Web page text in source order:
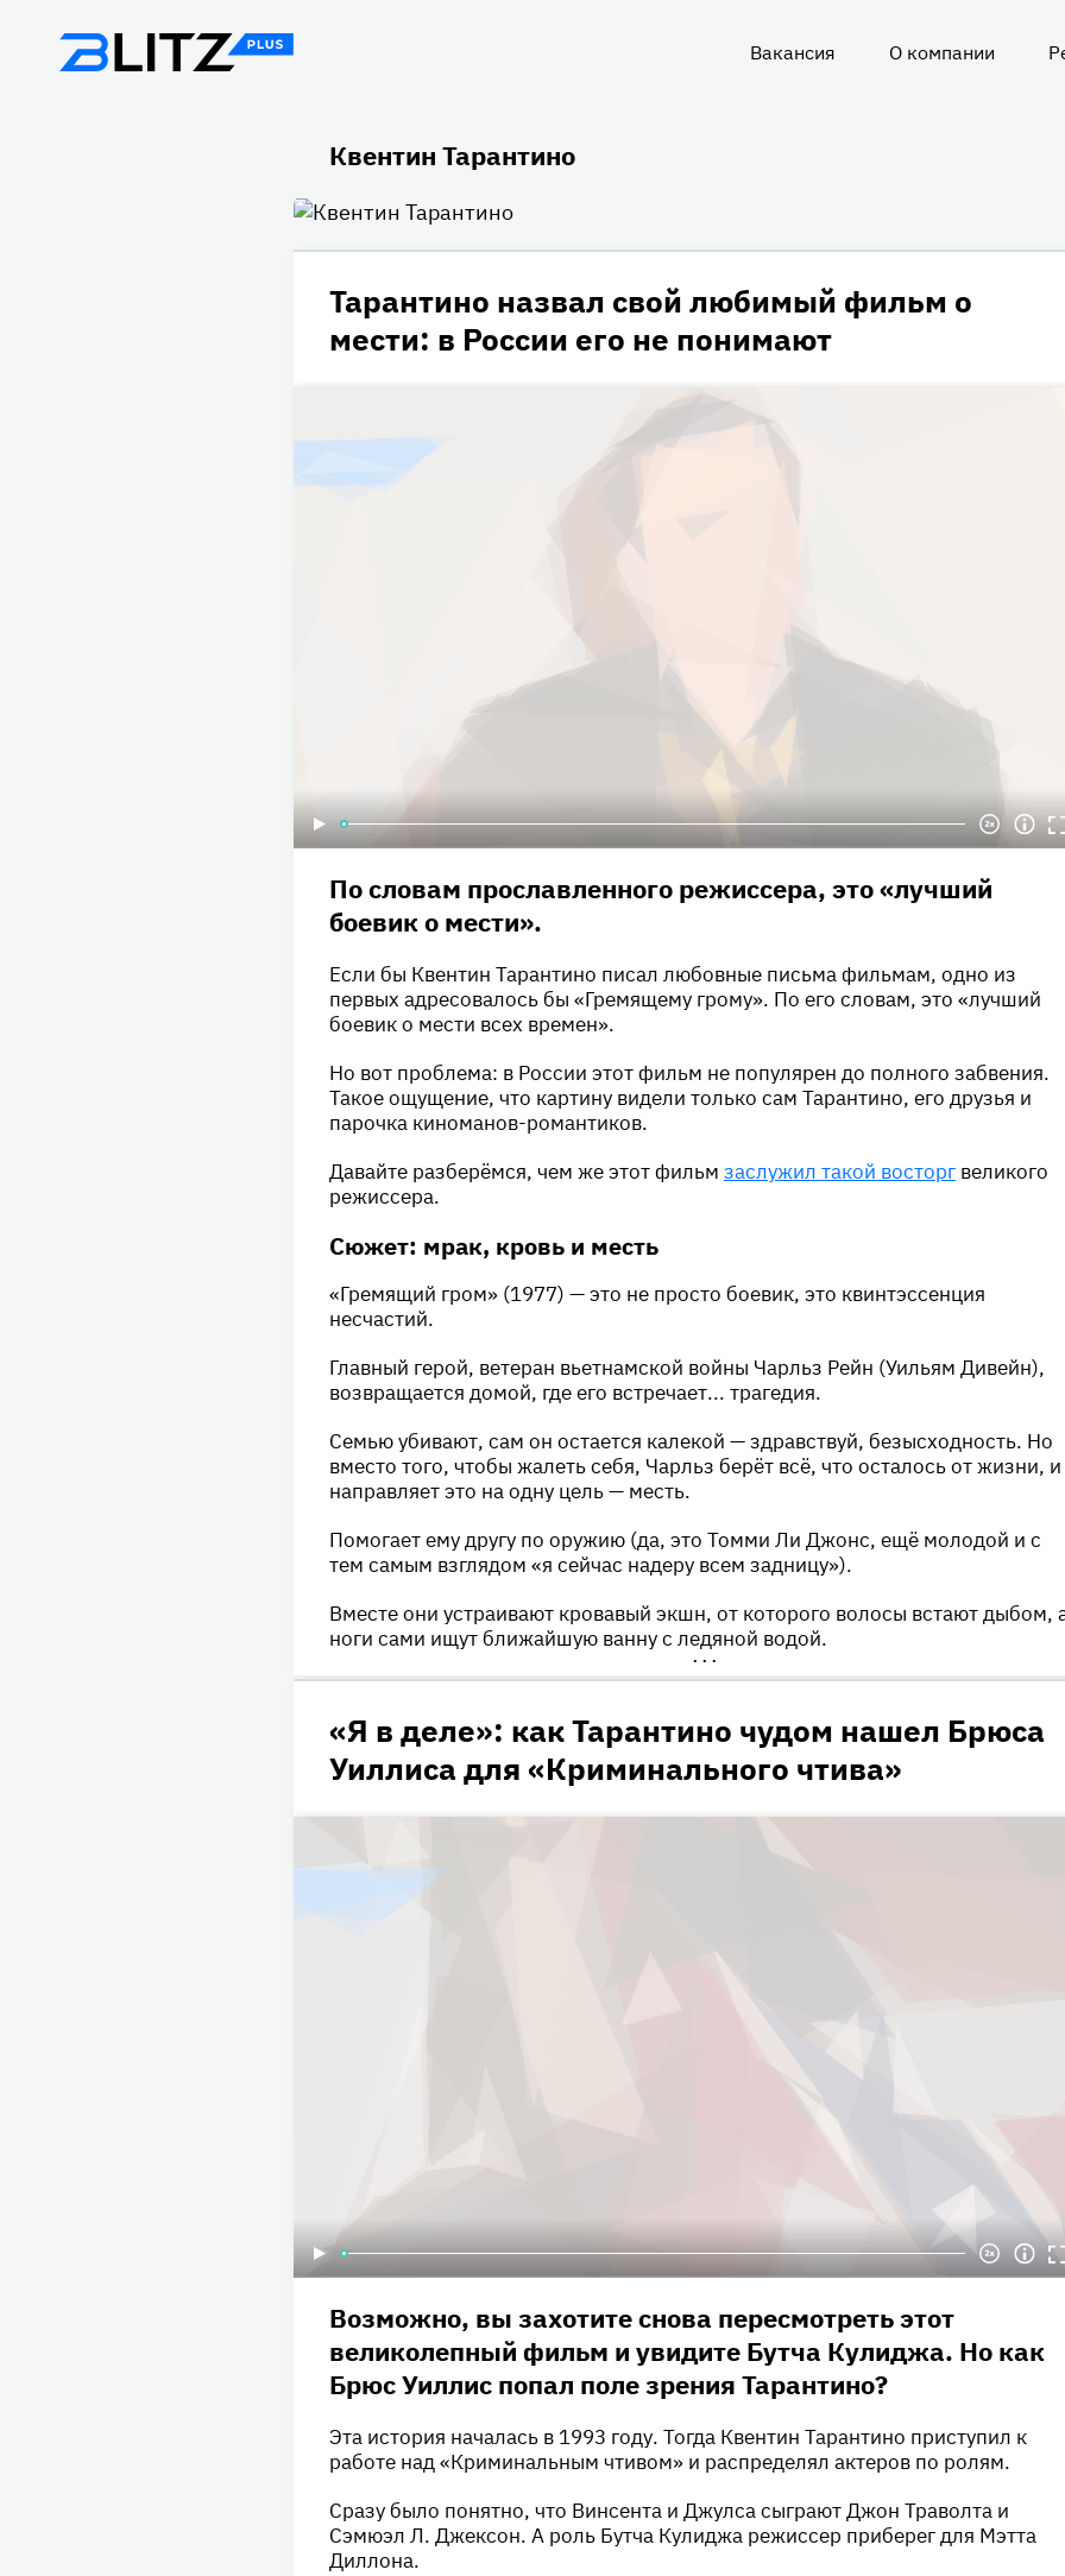
Вакансия О компании
Квентин Тарантино
Тарантино назвал свой любимый фильм о
мести: в России его не понимают
По словам прославленного режиссера, это «лучший
боевик о мести».
Если бы Квентин Тарантино писал любовные письма фильмам, одно из
первых адресовалось бы «Гремящему грому». По его словам, это «лучший
боевик о мести всех времен».
Но вот проблема: в России этот фильм не популярен до полного забвения.
Такое ощущение, что картину видели только сам Тарантино, его друзья и
парочка киноманов-романтиков.
Давайте разберёмся, чем же этот фильм заслужил такой восторг великого
режиссера.
Сюжет: мрак, кровь и месть
«Гремящий гром» (1977) — это не просто боевик, это квинтэссенция
несчастий.
Главный герой, ветеран вьетнамской войны Чарльз Рейн (Уильям Дивейн),
возвращается домой, где его встречает... трагедия.
Семью убивают, сам он остается калекой — здравствуй, безысходность. Но
вместо того, чтобы жалеть себя, Чарльз берёт всё, что осталось от жизни, и
направляет это на одну цель — месть.
Помогает ему другу по оружию (да, это Томми Ли Джонс, ещё молодой и с
тем самым взглядом «я сейчас надеру всем задницу»).
Вместе они устраивают кровавый экшн, от которого волосы встают дыбом,
ноги сами ищут ближайшую ванну с ледяной водой.
•••
«Я в деле»: как Тарантино чудом нашел Брюса
Уиллиса для «Криминального чтива»
Возможно, вы захотите снова пересмотреть этот
великолепный фильм и увидите Бутча Кулиджа. Но как
Брюс Уиллис попал поле зрения Тарантино?
Эта история началась в 1993 году. Тогда Квентин Тарантино приступил к
работе над «Криминальным чтивом» и распределял актеров по ролям.
Сразу было понятно, что Винсента и Джулса сыграют Джон Траволта и
Сэмюэл Л. Джексон. А роль Бутча Кулиджа режиссер приберег для Мэтта
Диллона.